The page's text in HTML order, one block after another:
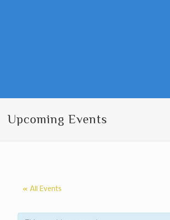
Upcoming Events
« All Events